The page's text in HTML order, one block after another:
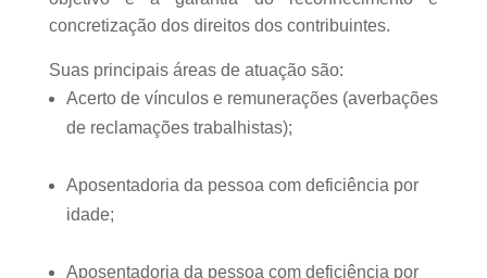
concretização dos direitos dos contribuintes.
Suas principais áreas de atuação são:
Acerto de vínculos e remunerações (averbações
de reclamações trabalhistas);
Aposentadoria da pessoa com deficiência por
idade;
Aposentadoria da pessoa com deficiência por